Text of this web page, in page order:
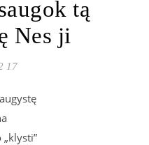
tą
Nes ji
17